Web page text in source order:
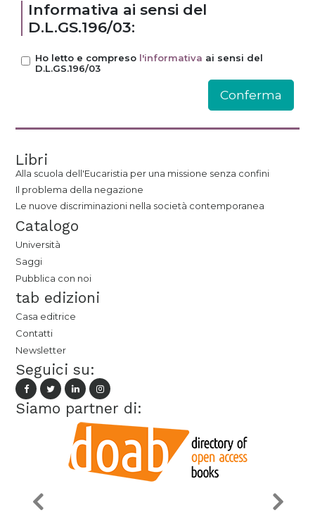
Informativa ai sensi del
D.L.GS.196/03:
Ho letto e compreso l'informativa ai sensi del
D.L.GS.196/03
Libri
Alla scuola dell'Eucaristia per una missione senza confini
Il problema della negazione
Le nuove discriminazioni nella società contemporanea
Catalogo
Università
Saggi
Pubblica con noi
tab edizioni
Casa editrice
Contatti
Newsletter
Seguici su:
Siamo partner di: